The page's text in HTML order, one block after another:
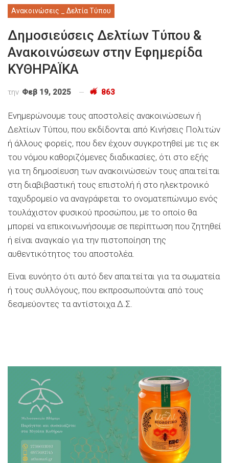
Ανακοινώσεις _ Δελτία Τύπου
Δημοσιεύσεις Δελτίων Τύπου &
Ανακοινώσεων στην Εφημερίδα
ΚΥΘΗΡΑΪΚΑ
την Φεβ 19, 2025 863
Ενημερώνουμε τους αποστολείς ανακοινώσεων ή
Δελτίων Τύπου, που εκδίδονται από Κινήσεις Πολιτών
ή άλλους φορείς, που δεν έχουν συγκροτηθεί με τις εκ
του νόμου καθοριζόμενες διαδικασίες, ότι στο εξής
για τη δημοσίευση των ανακοινώσεών τους απαιτείται
στη διαβιβαστική τους επιστολή ή στο ηλεκτρονικό
ταχυδρομείο να αναγράφεται το ονοματεπώνυμο ενός
τουλάχιστον φυσικού προσώπου, με το οποίο θα
μπορεί να επικοινωνήσουμε σε περίπτωση που ζητηθεί
ή είναι αναγκαίο για την πιστοποίηση της
αυθεντικότητος του αποστολέα.
Είναι ευνόητο ότι αυτό δεν απαιτείται για τα σωματεία
ή τους συλλόγους, που εκπροσωπούνται από τους
δεσμεύοντες τα αντίστοιχα Δ.Σ.